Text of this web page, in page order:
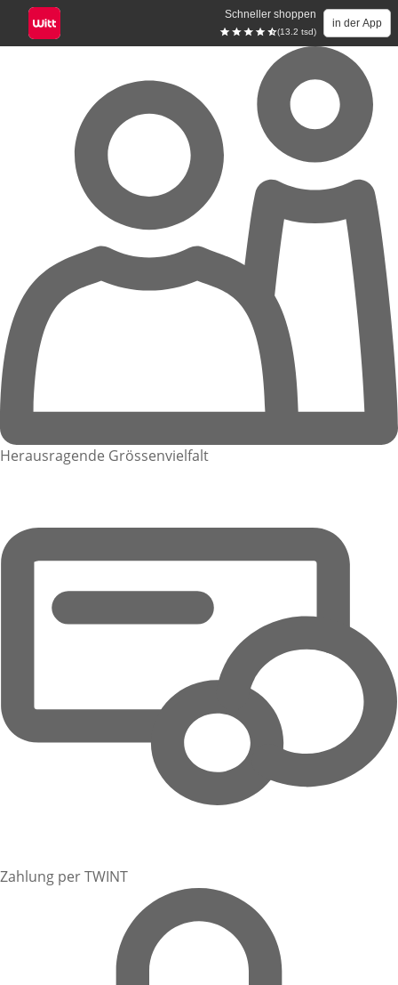
Schneller shoppen
(13.2 tsd)
in der App
Herausragende Grössenvielfalt
Zahlung per TWINT